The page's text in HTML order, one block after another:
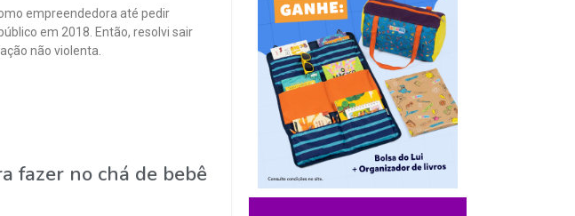
empreendedora até pedir
em 2018. Então, resolvi sair
não violenta.
fazer no chá de bebê